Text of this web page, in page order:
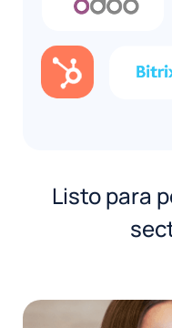
Listo para